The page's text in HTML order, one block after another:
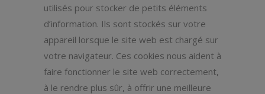
utilisés pour stocker de petits éléments
d’information. Ils sont stockés sur votre
appareil lorsque le site web est chargé sur
votre navigateur. Ces cookies nous aident à
faire fonctionner le site web correctement,
à le rendre plus sûr, à offrir une meilleure